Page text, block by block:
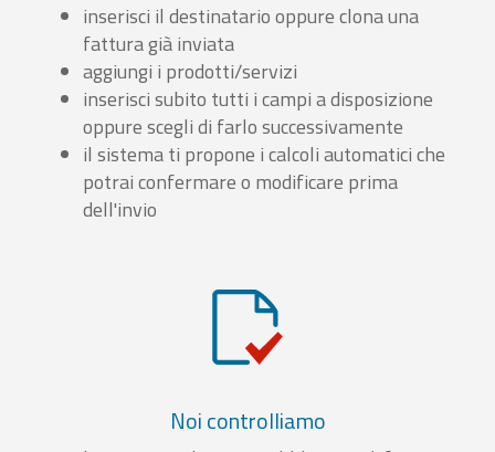
inserisci il destinatario oppure clona una
fattura già inviata
aggiungi i prodotti/servizi
inserisci subito tutti i campi a disposizione
oppure scegli di farlo successivamente
il sistema ti propone i calcoli automatici che
potrai confermare o modificare prima
dell'invio
Noi controlliamo